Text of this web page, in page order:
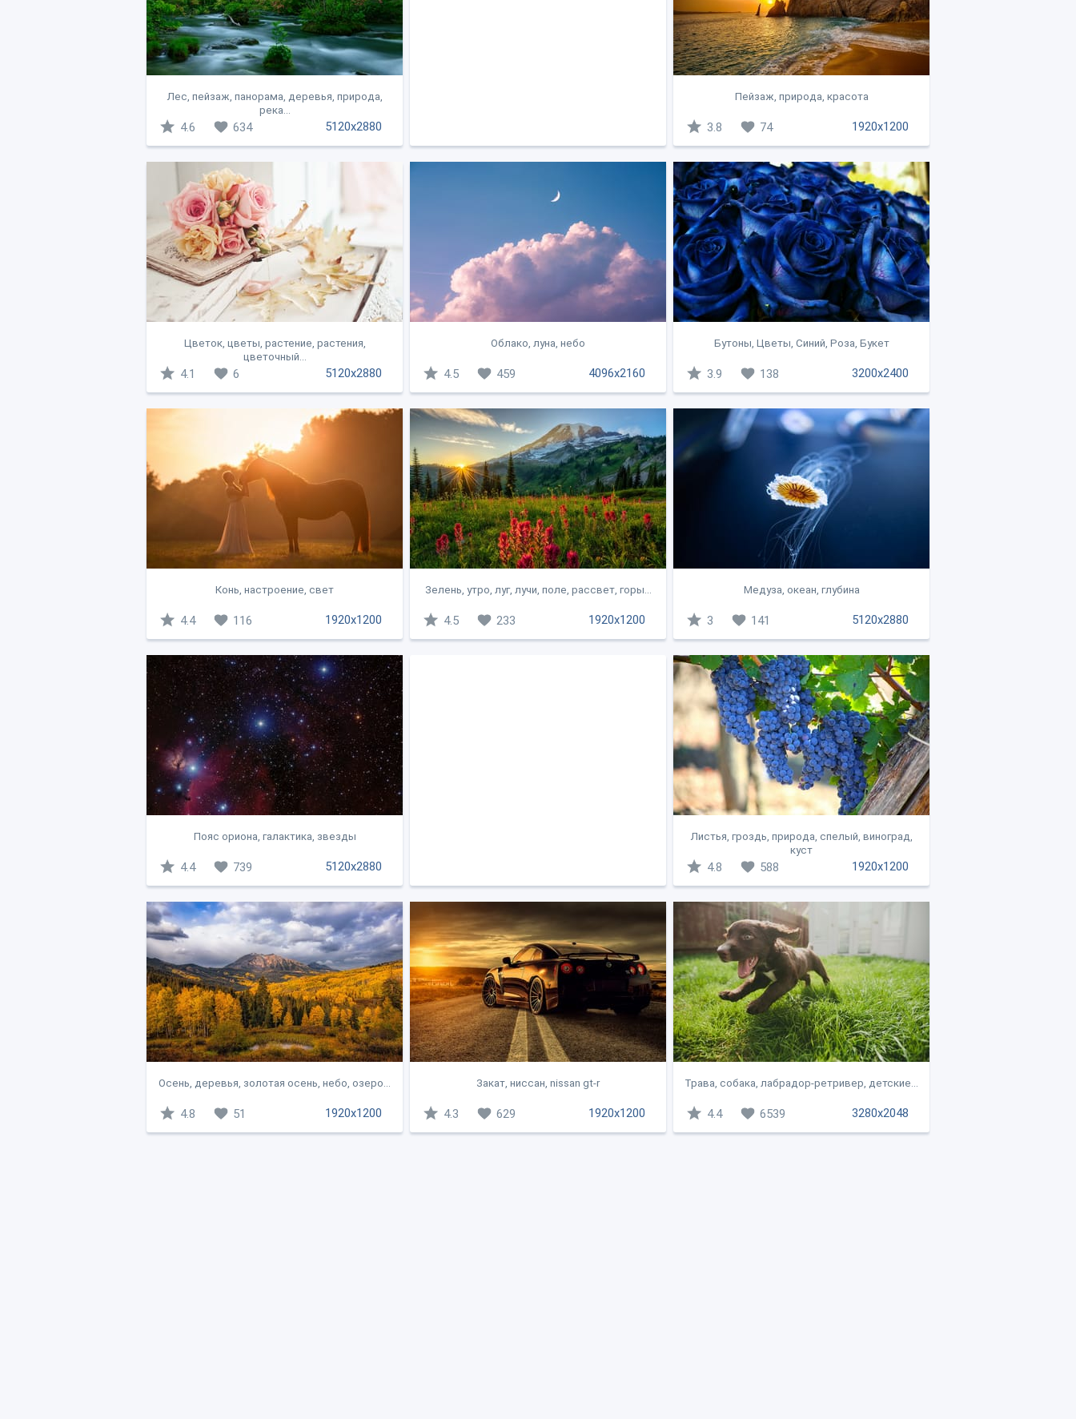
Лес, пейзаж, панорама, деревья, природа,
река...
5120x2880
4.6 634
Пейзаж, природа, красота
1920x1200
3.8 74
Цветок, цветы, растение, растения,
цветочный...
5120x2880
4.1 6
Облако, луна, небо
4096x2160
4.5 459
Бутоны, Цветы, Синий, Роза, Букет
3200x2400
3.9 138
Конь, настроение, свет
1920x1200
4.4 116
Зелень, утро, луг, лучи, поле, рассвет, горы...
1920x1200
4.5 233
Медуза, океан, глубина
5120x2880
3 141
Пояс ориона, галактика, звезды
5120x2880
4.4 739
Листья, гроздь, природа, спелый, виноград,
куст
1920x1200
4.8 588
Осень, деревья, золотая осень, небо, озеро...
1920x1200
4.8 51
Закат, ниссан, nissan gt-r
1920x1200
4.3 629
Трава, собака, лабрадор-ретривер, детские...
3280x2048
4.4 6539